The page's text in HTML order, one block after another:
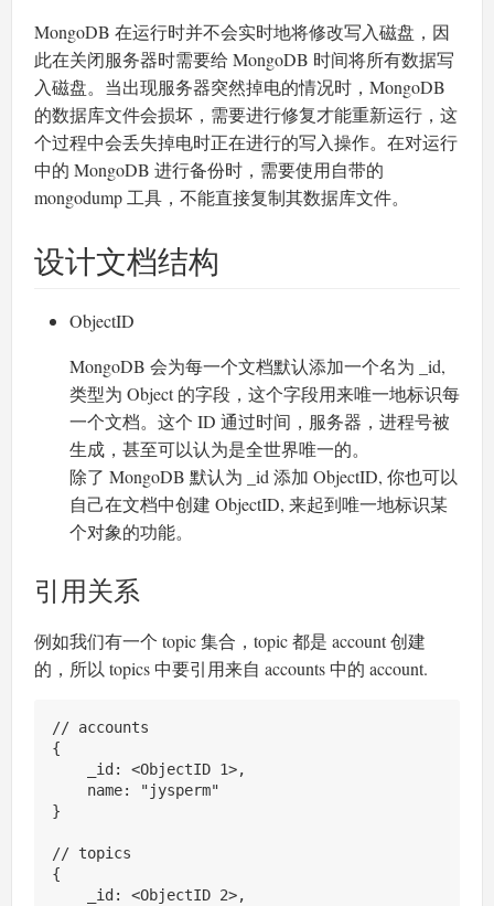
MongoDB 在运行时并不会实时地将修改写入磁盘，因
此在关闭服务器时需要给 MongoDB 时间将所有数据写
入磁盘。当出现服务器突然掉电的情况时，MongoDB
的数据库文件会损坏，需要进行修复才能重新运行，这
个过程中会丢失掉电时正在进行的写入操作。在对运行
中的 MongoDB 进行备份时，需要使用自带的
mongodump 工具，不能直接复制其数据库文件。
设计文档结构
ObjectID
MongoDB 会为每一个文档默认添加一个名为 _id,
类型为 Object 的字段，这个字段用来唯一地标识每
一个文档。这个 ID 通过时间，服务器，进程号被
生成，甚至可以认为是全世界唯一的。
除了 MongoDB 默认为 _id 添加 ObjectID, 你也可以
自己在文档中创建 ObjectID, 来起到唯一地标识某
个对象的功能。
引用关系
例如我们有一个 topic 集合，topic 都是 account 创建
的，所以 topics 中要引用来自 accounts 中的 account.
// accounts
{
    _id: <ObjectID 1>,
    name: "jysperm"
}
// topics
{
    _id: <ObjectID 2>,